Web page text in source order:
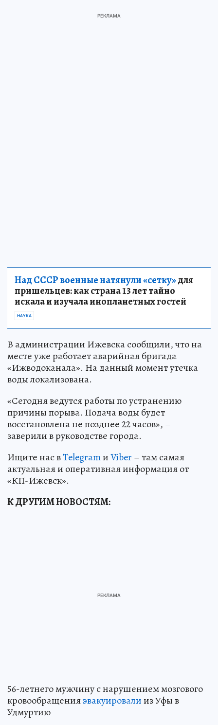
Над СССР военные натянули «сетку»для
пришельцев: как страна 13 лет тайно
искала и изучала инопланетных гостей
НАУКА
В администрации Ижевска сообщили, что на
месте уже работает аварийная бригада
«Ижводоканала». На данный момент утечка
воды локализована.
«Сегодня ведутся работы по устранению
причины порыва. Подача воды будет
восстановлена не позднее 22 часов», –
заверили в руководстве города.
Ищите нас вTelegramиViber – там самая
актуальная и оперативная информация от
«КП-Ижевск».
К ДРУГИМ НОВОСТЯМ:
56-летнего мужчину с нарушением мозгового
кровообращенияэвакуировалииз Уфы в
Удмуртию